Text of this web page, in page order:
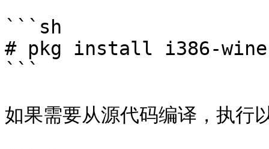
```sh
# pkg install i386-
```
如果需要从源代码编译，执行